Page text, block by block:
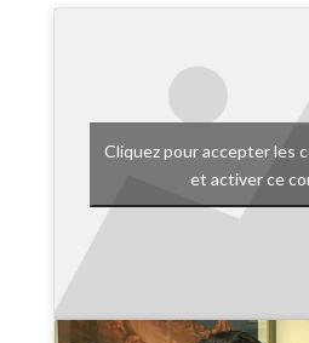
Cliquez pour accepter les
et activer ce